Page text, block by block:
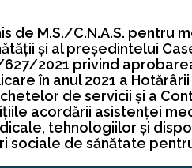
de M.S./C.N.A.S. pentru
şi al preşedintelui
627/2021 privind
în anul 2021 a
de servicii şi a
acordării asistenţei
tehnologiilor şi
sociale de sănătate pentru